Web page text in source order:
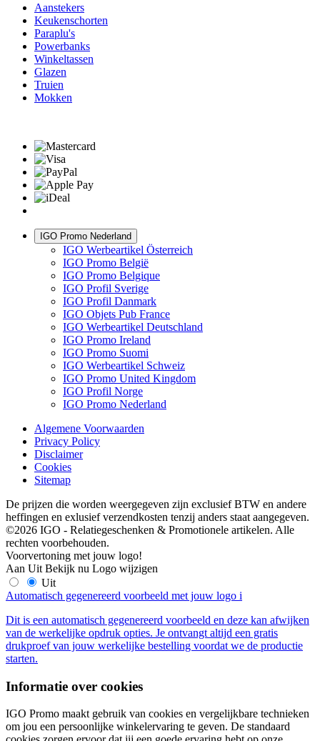
Aanstekers
Keukenschorten
Paraplu's
Powerbanks
Winkeltassen
Glazen
Truien
Mokken
IGO Promo Nederland
IGO Werbeartikel Österreich
IGO Promo België
IGO Promo Belgique
IGO Profil Sverige
IGO Profil Danmark
IGO Objets Pub France
IGO Werbeartikel Deutschland
IGO Promo Ireland
IGO Promo Suomi
IGO Werbeartikel Schweiz
IGO Promo United Kingdom
IGO Profil Norge
IGO Promo Nederland
Algemene Voorwaarden
Privacy Policy
Disclaimer
Cookies
Sitemap
De prijzen die worden weergegeven zijn exclusief BTW en andere
heffingen en exlusief verzendkosten tenzij anders staat aangegeven.
©2026 IGO - Relatiegeschenken & Promotionele artikelen. Alle
rechten voorbehouden.
Voorvertoning met jouw logo!
Aan Uit Bekijk nu Logo wijzigen
Uit
Automatisch gegenereerd voorbeeld met jouw logo i
Dit is een automatisch gegenereerd voorbeeld en deze kan afwijken
van de werkelijke opdruk opties. Je ontvangt altijd een gratis
drukproef van jouw werkelijke bestelling voordat we de productie
starten.
Informatie over cookies
IGO Promo maakt gebruik van cookies en vergelijkbare technieken
om jou een persoonlijke winkelervaring te geven. De standaard